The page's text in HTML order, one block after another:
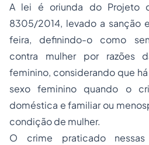
A lei é oriunda do Projeto
8305/2014, levado a sanção
feira, definindo-o como
contra mulher por razões
feminino, considerando que
sexo feminino quando o
doméstica e familiar ou
condição de mulher.
O crime praticado